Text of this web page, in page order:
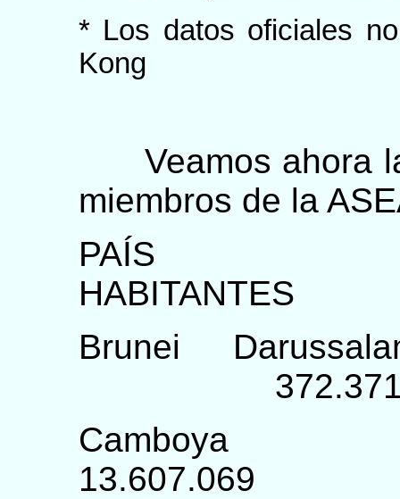
* Los datos oficiales
Kong
Veamos ahora
miembros de la
HABITANTES
Brunei
13.607.069